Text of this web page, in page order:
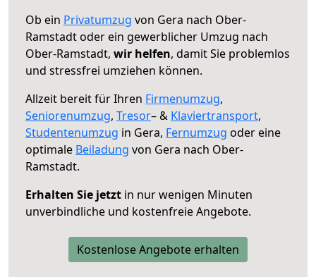
Ob ein Privatumzug von Gera nach Ober-
Ramstadt oder ein gewerblicher Umzug nach
Ober-Ramstadt, wir helfen, damit Sie problemlos
und stressfrei umziehen können.
Allzeit bereit für Ihren Firmenumzug,
Seniorenumzug, Tresor– & Klaviertransport,
Studentenumzug in Gera, Fernumzug oder eine
optimale Beiladung von Gera nach Ober-
Ramstadt.
Erhalten Sie jetzt in nur wenigen Minuten
unverbindliche und kostenfreie Angebote.
Kostenlose Angebote erhalten